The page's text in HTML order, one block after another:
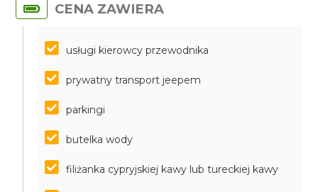
CENA ZAWIERA
usługi kierowcy przewodnika
prywatny transport jeepem
parkingi
butelka wody
filiżanka cypryjskiej kawy lub tureckiej kawy